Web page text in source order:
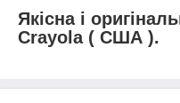
Якісна і
Crayola ( США ).